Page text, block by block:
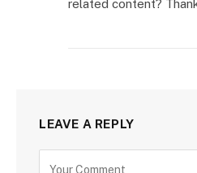
related content?
LEAVE A REPLY